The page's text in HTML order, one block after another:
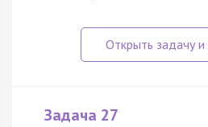
Задача 27